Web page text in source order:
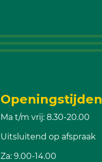
Openingstijden
Ma t/m vrij: 8.30-20.00
Uitsluitend op afspraak
Za: 9.00-14.00